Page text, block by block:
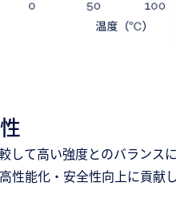
て高い強度とのバランスに
能化・安全性向上に貢献し